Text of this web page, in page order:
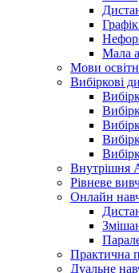
Мала
Мови
Вибіркові
Внутрішня
Рівневе
Онлайн
Практична
Дуальне